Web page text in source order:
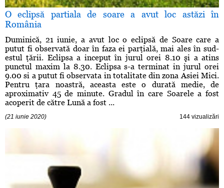
O eclipsă partiala de soare a avut loc astăzi în
România
Duminică, 21 iunie, a avut loc o eclipsă de Soare care a
putut fi observată doar în faza ei parţială, mai ales în sud-
estul ţării. Eclipsa a inceput în jurul orei 8.10 şi a atins
punctul maxim la 8.30. Eclipsa s-a terminat in jurul orei
9.00 si a putut fi observata in totalitate din zona Asiei Mici.
Pentru ţara noastră, aceasta este o durată medie, de
aproximativ 45 de minute. Gradul în care Soarele a fost
acoperit de către Lună a fost ...
(21 iunie 2020) 144 vizualizări